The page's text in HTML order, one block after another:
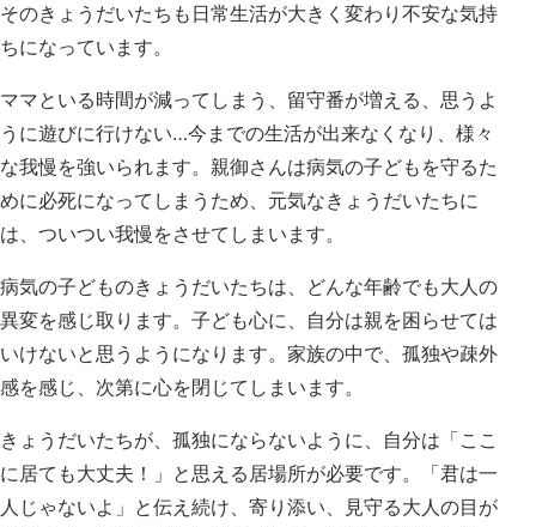
そのきょうだいたちも日常生活が大きく変わり不安な気持
ちになっています。
ママといる時間が減ってしまう、留守番が増える、思うよ
うに遊びに行けない…今までの生活が出来なくなり、様々
な我慢を強いられます。親御さんは病気の子どもを守るた
めに必死になってしまうため、元気なきょうだいたちに
は、ついつい我慢をさせてしまいます。
病気の子どものきょうだいたちは、どんな年齢でも大人の
異変を感じ取ります。子ども心に、自分は親を困らせては
いけないと思うようになります。家族の中で、孤独や疎外
感を感じ、次第に心を閉じてしまいます。
きょうだいたちが、孤独にならないように、自分は「ここ
に居ても大丈夫！」と思える居場所が必要です。「君は一
人じゃないよ」と伝え続け、寄り添い、見守る大人の目が